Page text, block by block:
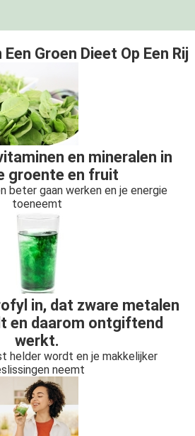
Groen Dieet Op Een Rij
en mineralen in
groente en fruit
beter gaan werken en je energie
toeneemt
in, dat zware metalen
en daarom ontgiftend
werkt.
helder wordt en je makkelijker
neemt